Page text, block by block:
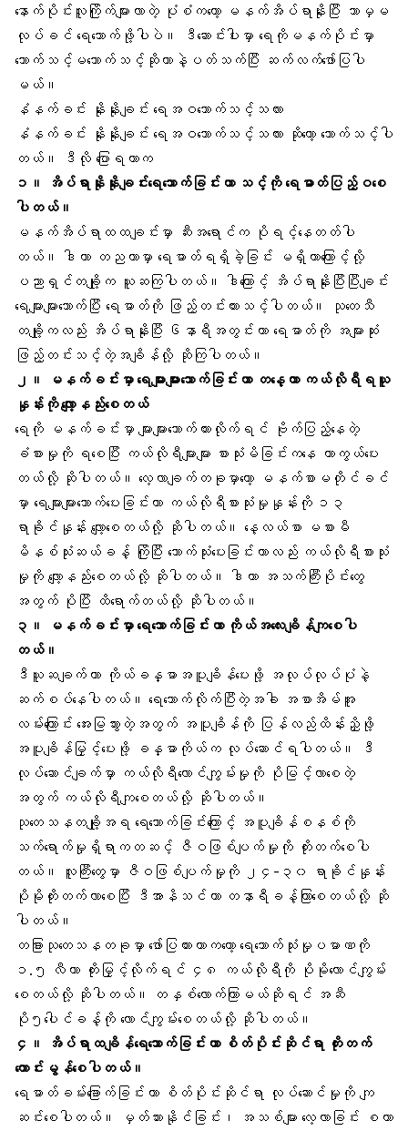
နောက်ပိုင်းလူကြိုက်များလာတဲ့ ပုံစံကတော့ မနက်အိပ်ရာနိုးပြီး ဘာမှမ
လုပ်ခင် ရေသောက်ဖို့ပါပဲ။ ဒီဆောင်းပါးမှာ ရေကိုမနက်ပိုင်းမှာ
သောက်သင့်မသောက်သင့်ဆိုတာနဲ့ပတ်သက်ပြီး ဆက်လက်ဖော်ပြပါ
မယ်။
နံနက်ခင်း နိုးနိုးချင်း ရေအဝသောက်သင့်သလား
နံနက်ခင်း နိုးနိုးချင်း ရေအဝသောက်သင့်သလား ဆိုတော့ သောက်သင့်ပါ
တယ်။ ဒီလို ပြောရတာက
၁။
အိပ်ရာနိုးနိုးချင်းရေသောက်ခြင်းဟာ သင့်ကို ရေဓာတ်ပြည့်ဝစေ
ပါတယ်။
မနက်အိပ်ရာထထချင်းမှာ ဆီးအရောင်က ပိုရင့်နေတတ်ပါ
တယ်။ ဒါဟာ တညတာမှာ ရေဓာတ်ရရှိခဲ့ခြင်း မရှိတာကြောင့်လို့
ပညာရှင်တချို့က ယူဆကြပါတယ်။ ဒါကြောင့် အိပ်ရာနိုးပြီးပြီးချင်း
ရေများများသောက်ပြီး ရေဓာတ်ကို ဖြည့်တင်းထားသင့်ပါတယ်။ သုတေသီ
တချို့ကလည်း အိပ်ရာနိုးပြီး ၆နာရီအတွင်းဟာ ရေဓာတ်ကို အများဆုံး
ဖြည့်တင်းသင့်တဲ့အချိန်လို့ ဆိုကြပါတယ်။
၂။ မနက်ခင်းမှာ ရေများများသောက်ခြင်းဟာ တနေ့တာ ကယ်လိုရီရယူ
နှုန်းကို လျော့နည်းစေတယ်
ရေကို မနက်ခင်းမှာ များများသောက်ထားလိုက်ရင် ဗိုက်ပြည့်နေတဲ့
ခံစားမှုကို ရစေပြီး ကယ်လိုရီများများ စားသုံးမိခြင်းကနေ ကာကွယ်ပေး
တယ်လို့ ဆိုပါတယ်။ လေ့လာချက်တခုမှာတော့ မနက်စာမတိုင်ခင်
မှာ ရေများများသောက်ပေးခြင်းဟာ ကယ်လိုရီစားသုံးမှုနှုန်းကို ၁၃
ရာခိုင်နှုန်း လျော့စေတယ်လို့ ဆိုပါတယ်။ နေ့လယ်စာ မစားမီ
မိနစ်သုံးဆယ်ခန့် ကြိုပြီး သောက်သုံးပေးခြင်းဟာလည်း ကယ်လိုရီစားသုံး
မှုကို လျော့နည်းစေတယ်လို့ ဆိုပါတယ်။ ဒါဟာ အသက်ကြီးပိုင်းတွေ
အတွက် ပိုပြီး ထိရောက်တယ်လို့ ဆိုပါတယ်။
၃။
မနက်ခင်းမှာ ရေသောက်ခြင်းဟာ ကိုယ်အလေးချိန်ကျစေပါ
တယ်။
ဒီယူဆချက်ဟာ ကိုယ်ခန္ဓာအပူချိန်ပေးဖို့ အလုပ်လုပ်ပုံနဲ့
ဆက်စပ်နေပါတယ်။ ရေသောက်လိုက်ပြီးတဲ့အခါ အစာအိမ်အူ
လမ်းကြောင်း အေးမြသွားတဲ့အတွက် အပူချိန်ကို ပြန်လည်ထိန်းညှိဖို့
အပူချိန်မြှင့်ပေးဖို့ ခန္ဓာကိုယ်က လုပ်ဆောင်ရပါတယ်။ ဒီ
လုပ်ဆောင်ချက်မှာ ကယ်လိုရီလောင်ကျွမ်းမှုကို ပိုမြင့်လာစေတဲ့
အတွက် ကယ်လိုရီကျစေတယ်လို့ ဆိုပါတယ်။
သုတေသနတချို့အရ ရေသောက်ခြင်းကြောင့် အပူချိန်စနစ်ကို
သက်ရောက်မှုရှိရာကတဆင့် ဇီဝဖြစ်ပျက်မှုကို တိုးတက်စေပါ
တယ်။ လူကြီးတွေမှာ ဇီဝဖြစ်ပျက်မှုကို ၂၄-၃၀ ရာခိုင်နှုန်း
ပိုမိုတိုးတက်လာစေပြီး ဒီအာနိသင်ဟာ တနာရီခန့်ကြာစေတယ်လို့ ဆို
ပါတယ်။
တခြားသုတေသနတခုမှာ ဖော်ပြထားတာကတော့ ရေသောက်သုံးမှုပမာဏကို
၁.၅ လီတာ တိုးမြှင့်လိုက်ရင် ၄၈ ကယ်လိုရီကို ပိုမိုလောင်ကျွမ်း
စေတယ်လို့ ဆိုပါတယ်။ တနှစ်လောက်ကြာမယ်ဆိုရင် အဆီ
ပို၅ပေါင်ခန့်ကို လောင်ကျွမ်းစေတယ်လို့ ဆိုပါတယ်။
၄။ အိပ်ရာထချိန်ရေသောက်ခြင်းဟာ စိတ်ပိုင်းဆိုင်ရာ တိုးတက်
ကောင်းမွန်စေပါတယ်။
ရေဓာတ်ခမ်းခြောက်ခြင်းဟာ စိတ်ပိုင်းဆိုင်ရာ လုပ်ဆောင်မှုကို ကျ
ဆင်းစေပါတယ်။ မှတ်သားနိုင်ခြင်း၊ အသစ်များ လေ့လာခြင်း စတာ